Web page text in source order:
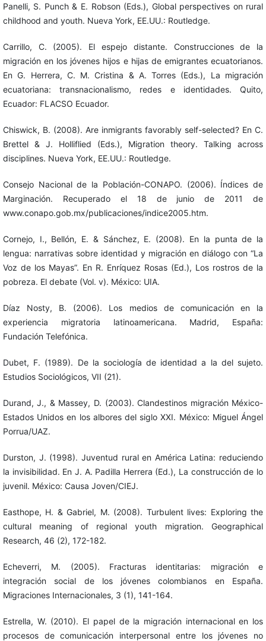
Panelli, S. Punch & E. Robson (Eds.), Global perspectives on rural
childhood and youth. Nueva York, EE.UU.: Routledge.
Carrillo, C. (2005). El espejo distante. Construcciones de la
migración en los jóvenes hijos e hijas de emigrantes ecuatorianos.
En G. Herrera, C. M. Cristina & A. Torres (Eds.), La migración
ecuatoriana: transnacionalismo, redes e identidades. Quito,
Ecuador: FLACSO Ecuador.
Chiswick, B. (2008). Are inmigrants favorably self-selected? En C.
Brettel & J. Holliflied (Eds.), Migration theory. Talking across
disciplines. Nueva York, EE.UU.: Routledge.
Consejo Nacional de la Población-CONAPO. (2006). Índices de
Marginación. Recuperado el 18 de junio de 2011 de
www.conapo.gob.mx/publicaciones/indice2005.htm.
Cornejo, I., Bellón, E. & Sánchez, E. (2008). En la punta de la
lengua: narrativas sobre identidad y migración en diálogo con “La
Voz de los Mayas”. En R. Enríquez Rosas (Ed.), Los rostros de la
pobreza. El debate (Vol. v). México: UIA.
Díaz Nosty, B. (2006). Los medios de comunicación en la
experiencia migratoria latinoamericana. Madrid, España:
Fundación Telefónica.
Dubet, F. (1989). De la sociología de identidad a la del sujeto.
Estudios Sociológicos, VII (21).
Durand, J., & Massey, D. (2003). Clandestinos migración México-
Estados Unidos en los albores del siglo XXI. México: Miguel Ángel
Porrua/UAZ.
Durston, J. (1998). Juventud rural en América Latina: reduciendo
la invisibilidad. En J. A. Padilla Herrera (Ed.), La construcción de lo
juvenil. México: Causa Joven/CIEJ.
Easthope, H. & Gabriel, M. (2008). Turbulent lives: Exploring the
cultural meaning of regional youth migration. Geographical
Research, 46 (2), 172-182.
Echeverri, M. (2005). Fracturas identitarias: migración e
integración social de los jóvenes colombianos en España.
Migraciones Internacionales, 3 (1), 141-164.
Estrella, W. (2010). El papel de la migración internacional en los
procesos de comunicación interpersonal entre los jóvenes no